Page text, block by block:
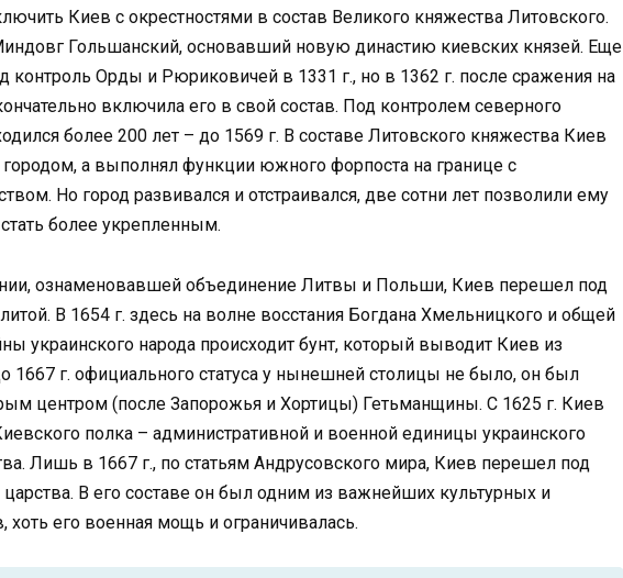
Киев с окрестностями в состав Великого княжества Литовского.
Гольшанский, основавший новую династию киевских князей. Еще
контроль Орды и Рюриковичей в 1331 г., но в 1362 г. после сражения на
включила его в свой состав. Под контролем северного
более 200 лет – до 1569 г. В составе Литовского княжества Киев
а выполнял функции южного форпоста на границе с
Но город развивался и отстраивался, две сотни лет позволили ему
более укрепленным.
ознаменовавшей объединение Литвы и Польши, Киев перешел под
В 1654 г. здесь на волне восстания Богдана Хмельницкого и общей
украинского народа происходит бунт, который выводит Киев из
1667 г. официального статуса у нынешней столицы не было, он был
центром (после Запорожья и Хортицы) Гетьманщины. С 1625 г. Киев
полка – административной и военной единицы украинского
Лишь в 1667 г., по статьям Андрусовского мира, Киев перешел под
царства. В его составе он был одним из важнейших культурных и
хоть его военная мощь и ограничивалась.